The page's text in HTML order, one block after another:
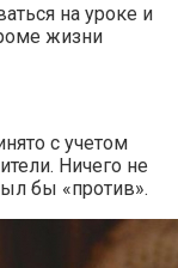
на уроке и
жизни
с учетом
Ничего не
бы «против».